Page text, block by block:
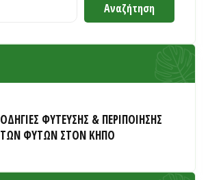
Αναζήτηση
ΟΔΗΓΙΕΣ ΦΥΤΕΥΣΗΣ & ΠΕΡΙΠΟΙΗΣΗΣ
ΤΩΝ ΦΥΤΩΝ ΣΤΟΝ ΚΗΠΟ